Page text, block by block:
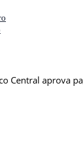
Central aprova